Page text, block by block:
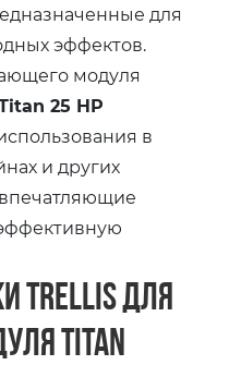
для
эффектов.
модуля
25 HP
в
и других
Trellis для
Titan